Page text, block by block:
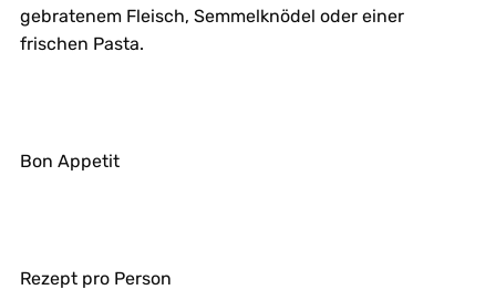
gebratenem Fleisch, Semmelknödel oder einer
frischen Pasta.
Bon Appetit
Rezept pro Person